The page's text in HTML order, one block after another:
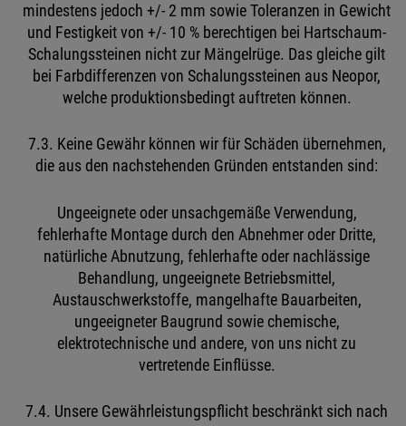
mindestens jedoch +/- 2 mm sowie Toleranzen in Gewicht
und Festigkeit von +/- 10 % berechtigen bei Hartschaum-
Schalungssteinen nicht zur Mängelrüge. Das gleiche gilt
bei Farbdifferenzen von Schalungssteinen aus Neopor,
welche produktionsbedingt auftreten können.
7.3. Keine Gewähr können wir für Schäden übernehmen,
die aus den nachstehenden Gründen entstanden sind:
Ungeeignete oder unsachgemäße Verwendung,
fehlerhafte Montage durch den Abnehmer oder Dritte,
natürliche Abnutzung, fehlerhafte oder nachlässige
Behandlung, ungeeignete Betriebsmittel,
Austauschwerkstoffe, mangelhafte Bauarbeiten,
ungeeigneter Baugrund sowie chemische,
elektrotechnische und andere, von uns nicht zu
vertretende Einflüsse.
7.4. Unsere Gewährleistungspflicht beschränkt sich nach